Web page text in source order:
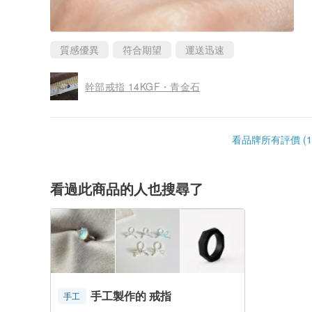
質感優異 符合期望 運送迅速
幹部戒指 14KGF・青金石
看品牌所有評價
看過此商品的人也搜尋了
手工 手工製作的 戒指